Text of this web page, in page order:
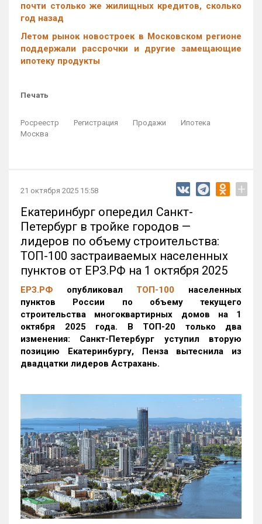
почти столько же жилищных кредитов, сколько
год назад
Летом рынок новостроек в Московском регионе
поддержали рассрочки и другие замещающие
ипотеку продукты
Печать
Росреестр Регистрация Продажи
Ипотека
Москва
21 октября 2025 15:58 +
Екатеринбург опередил Санкт-
Петербург в тройке городов —
лидеров по объему строительства:
ТОП-100 застраиваемых населенных
пунктов от ЕРЗ.РФ на 1 октября 2025
ЕРЗ.РФ опубликовал ТОП-100 населенных
пунктов России по объему текущего
строительства многоквартирных домов на 1
октября 2025 года. В ТОП-20 только два
изменения: Санкт-Петербург уступил вторую
позицию Екатеринбургу, Пенза вытеснила из
двадцатки лидеров Астрахань.